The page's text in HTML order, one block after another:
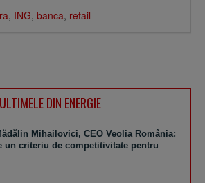
, ING, banca, retail
ULTIMELE DIN ENERGIE
Mihailovici, CEO Veolia România:
un criteriu de competitivitate pentru